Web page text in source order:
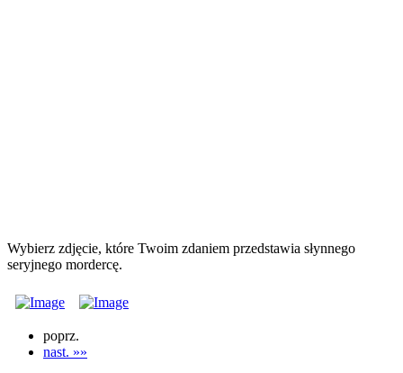
Wybierz zdjęcie, które Twoim zdaniem przedstawia słynnego
seryjnego mordercę.
poprz.
nast. »»